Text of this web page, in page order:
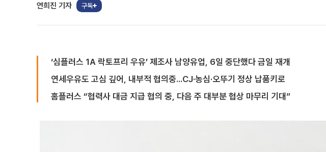
연희진 기자 구독
‘심플러스 1A 락토프리 우유’ 제조사 남양유업, 6일 중단했다 금일 재개
연세우유도 고심 깊어, 내부적 협의중...CJ·농심·오뚜기 정상 납품키로
홈플러스 “협력사 대금 지급 협의 중, 다음 주 대부분 협상 마무리 기대”